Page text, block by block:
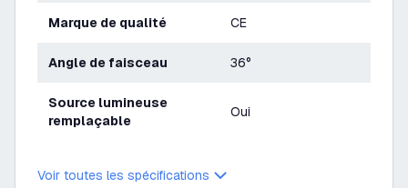
Marque de qualité CE
Angle de faisceau 36°
Source lumineuse
remplaçable
Oui
Voir toutes les spécifications